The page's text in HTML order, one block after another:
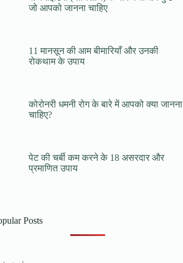
जो आपको जानना चाहिए
11 मानसून की आम बीमारियाँ और उनकी
रोकथाम के उपाय
कोरोनरी धमनी रोग के बारे में आपको क्या जानना
चाहिए?
पेट की चर्बी कम करने के 18 असरदार और
प्रमाणित उपाय
Posts